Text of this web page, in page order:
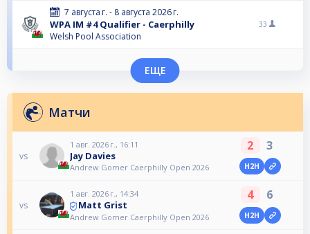
7 августа г. - 8 августа 2026 г.
WPA IM #4 Qualifier - Caerphilly
Welsh Pool Association
33
ЕЩЕ
Матчи
vs
1 авг. 2026 г., 16:11
Jay Davies
Andrew Gomer Caerphilly Open 2026
2 3
H2H
vs
1 авг. 2026 г., 14:34
Matt Grist
Andrew Gomer Caerphilly Open 2026
4 6
H2H